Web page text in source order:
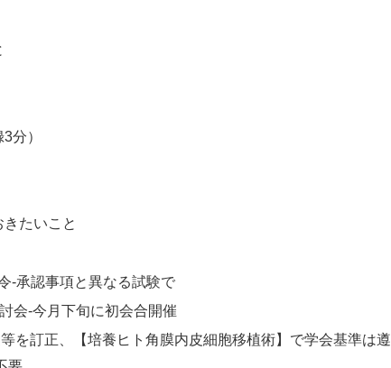
分）
きたいこと
‐承認事項と異なる試験で
会‐今月下旬に初会合開催
を訂正、【培養ヒト角膜内皮細胞移植術】で学会基準は遵